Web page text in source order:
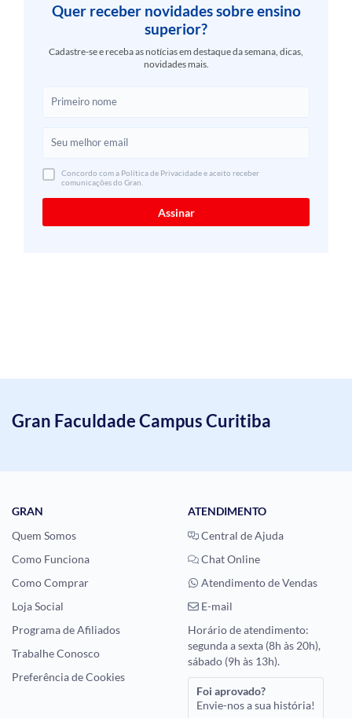
Quer receber novidades sobre ensino
superior?
Cadastre-se e receba as notícias em destaque da semana, dicas,
novidades mais.
Concordo com a Política de Privacidade e aceito receber
comunicações do Gran.
Gran Faculdade Campus Curitiba
GRAN
Quem Somos
Como Funciona
Como Comprar
Loja Social
Programa de Afiliados
Trabalhe Conosco
Preferência de Cookies
ATENDIMENTO
Central de Ajuda
Chat Online
Atendimento de Vendas
E-mail
Horário de atendimento:
segunda a sexta (8h às 20h),
sábado (9h às 13h).
Foi aprovado?
Envie-nos a sua história!